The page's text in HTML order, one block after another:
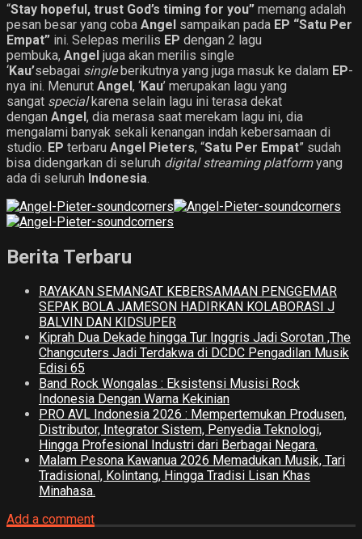
“Stay hopeful, trust God’s timing for you” memang adalah
pesan besar yang coba Angel sampaikan pada EP “Satu Per
Empat” ini. Selepas merilis EP dengan 2 lagu
pembuka, Angel juga akan merilis single
‘Kau’sebagai singleberikutnya yang juga masuk ke dalam EP-
nya ini. Menurut Angel, ‘Kau’ merupakan lagu yang
sangat specialkarena selain lagu ini terasa dekat
dengan Angel, dia merasa saat merekam lagu ini, dia
mengalami banyak sekali kenangan indah kebersamaan di
studio. EP terbaru Angel Pieters, “Satu Per Empat” sudah
bisa didengarkan di seluruh digital streaming platformyang
ada di seluruh Indonesia.
Berita Terbaru
RAYAKAN SEMANGAT KEBERSAMAAN PENGGEMAR
SEPAK BOLA JAMESON HADIRKAN KOLABORASI J
BALVIN DAN KIDSUPER
Kiprah Dua Dekade hingga Tur Inggris Jadi Sorotan ,The
Changcuters Jadi Terdakwa di DCDC Pengadilan Musik
Edisi 65
Band Rock Wongalas : Eksistensi Musisi Rock
Indonesia Dengan Warna Kekinian
PRO AVL Indonesia 2026 : Mempertemukan Produsen,
Distributor, Integrator Sistem, Penyedia Teknologi,
Hingga Profesional Industri dari Berbagai Negara.
Malam Pesona Kawanua 2026 Memadukan Musik, Tari
Tradisional, Kolintang, Hingga Tradisi Lisan Khas
Minahasa.
Add a comment